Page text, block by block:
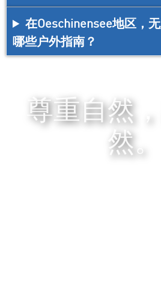
在Oeschinensee地区，
哪些户外指南？
尊重自然
然。